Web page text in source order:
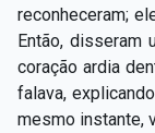
reconheceram;
Então, disseram
coração ardia
falava,
mesmo instante,